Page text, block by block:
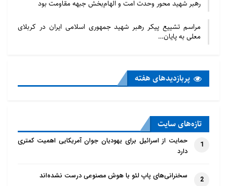
رهبر شهید محور وحدت امت و الهام‌بخش جبهه مقاومت بود
مراسم تشییع پیکر رهبر شهید جمهوری اسلامی ایران در کربلای
معلی به پایان…
پربازدید‌های هفته
تازه‌‌های سایت
1
حمایت از اسرائیل برای یهودیان جوان آمریکایی اهمیت کمتری
دارد
2 سخنرانی‌های پاپ لئو با هوش مصنوعی درست نشده‌اند